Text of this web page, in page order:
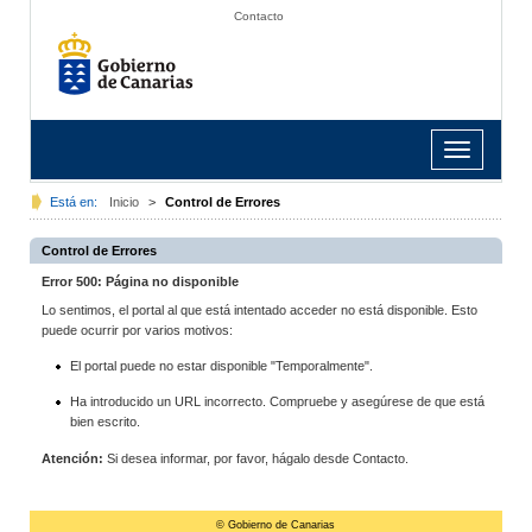
Contacto
Toggle
navigation
Está en: Inicio > Control de Errores
Control de Errores
Error 500: Página no disponible
Lo sentimos, el portal al que está intentado acceder no está disponible. Esto
puede ocurrir por varios motivos:
El portal puede no estar disponible "Temporalmente".
Ha introducido un URL incorrecto. Compruebe y asegúrese de que está
bien escrito.
Atención: Si desea informar, por favor, hágalo desde Contacto.
© Gobierno de Canarias